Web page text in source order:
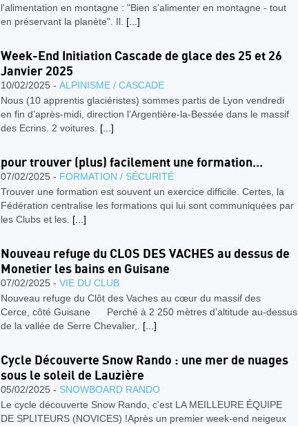
l'alimentation en montagne : "Bien s'alimenter en montagne - tout
en préservant la planète". Il. [...]
Week-End Initiation Cascade de glace des 25 et 26
Janvier 2025
10/02/2025 - ALPINISME / CASCADE
Nous (10 apprentis glaciéristes) sommes partis de Lyon vendredi
en fin d’après-midi, direction l’Argentière-la-Bessée dans le massif
des Ecrins. 2 voitures. [...]
pour trouver (plus) facilement une formation...
07/02/2025 - FORMATION / SÉCURITÉ
Trouver une formation est souvent un exercice difficile. Certes, la
Fédération centralise les formations qui lui sont communiquées par
les Clubs et les. [...]
Nouveau refuge du CLOS DES VACHES au dessus de
Monetier les bains en Guisane
07/02/2025 - VIE DU CLUB
Nouveau refuge du Clôt des Vaches au cœur du massif des
Cerce, côté Guisane Perché à 2 250 mètres d’altitude au-dessus
de la vallée de Serre Chevalier,. [...]
Cycle Découverte Snow Rando : une mer de nuages
sous le soleil de Lauzière
05/02/2025 - SNOWBOARD RANDO
Le cycle découverte Snow Rando, c'est LA MEILLEURE ÉQUIPE
DE SPLITEURS (NOVICES) !Après un premier week-end neigeux